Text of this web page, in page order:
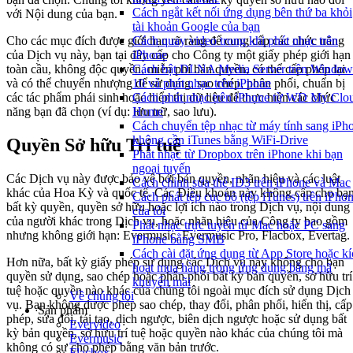
Cách ngắt kết nối ứng dụng bên thứ ba khỏi
tài khoản Google của bạn
Cách quay video trong khi phát nhạc trên
iPhone
Cách bật DLNA Media Server trên
10 và phát nhạc trên iPhone
Cách phát nhạc trên iPhone từ WD My
Home
Cách chuyển tệp nhạc từ máy tính sang
không cần iTunes bằng WiFi-Drive
Phát nhạc từ Dropbox trên iPhone khi bạn
ngoại tuyến
Cách chỉnh sửa thẻ ID3 trên iPhone và Mac
Cách phát tệp cục bộ (tệp iTunes) trên
của tôi
Phát nhạc trực tuyến từ Mac hoặc PC sang
iPhone bằng SMB
Cách cài đặt ứng dụng từ App Store hoặc
hoạt mua hàng trong ứng dụng bằng mã
khuyến mãi
Về chúng tôi
Sản phẩm
Evervideo
Evermusic
với Nội dung của bạn.
Cho các mục đích được giới hạn rõ ràng để cung cấp các chức năng
của Dịch vụ này, bạn tại đây cấp cho Công ty một giấy phép giới hạn
toàn cầu, không độc quyền, miễn phí bản quyền, có thể cấp phép lại
và có thể chuyển nhượng để sử dụng, sao chép, phân phối, chuẩn bị
các tác phẩm phái sinh hoặc hiển thị dữ liệu để thực hiện các chức
năng bạn đã chọn (ví dụ: lưu trữ, sao lưu).
Quyền Sở hữu Trí tuệ
Các Dịch vụ này được bảo vệ bởi bản quyền, nhãn hiệu và các luật
khác của Hoa Kỳ và quốc tế. Các Điều khoản này không cấp cho
bất kỳ quyền, quyền sở hữu hoặc lợi ích nào trong Dịch vụ, nội dung
của người khác trong Dịch vụ, hoặc nhãn hiệu của Công ty bao gồm
nhưng không giới hạn: Evermusic, Evermusic Pro, Flacbox, Evertag.
Hơn nữa, bất kỳ giấy phép sử dụng các Dịch vụ này không cho bạn
quyền sử dụng, sao chép hoặc phân phối bất kỳ bản quyền, sở hữu trí
tuệ hoặc quyền nào khác của chúng tôi ngoài mục đích sử dụng Dịch
vụ. Bạn không được phép sao chép, thay đổi, phân phối, hiển thị, cấp
phép, sửa đổi, tái tạo, dịch ngược, biên dịch ngược hoặc sử dụng bất
kỳ bản quyền, sở hữu trí tuệ hoặc quyền nào khác của chúng tôi mà
không có sự cho phép bằng văn bản trước.